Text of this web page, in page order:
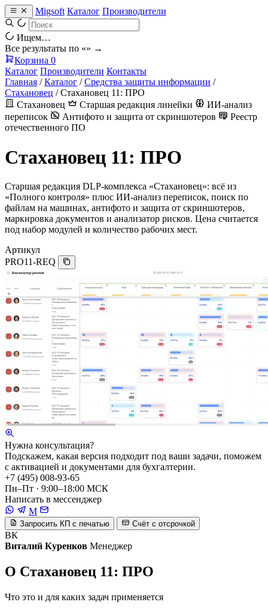
Migsoft Каталог Производители
Ищем…
Все результаты по «» →
Корзина 0
Каталог Производители Контакты
Главная / Каталог / Средства защиты информации /
Стахановец / Стахановец 11: ПРО
Стахановец
Старшая редакция линейки
ИИ-анализ
переписок
Антифото и защита от скриншотеров
Реестр
отечественного ПО
Стахановец 11: ПРО
Старшая редакция DLP-комплекса «Стахановец»: всё из
«Полного контроля» плюс ИИ-анализ переписок, поиск по
файлам на машинах, антифото и защита от скриншотеров,
маркировка документов и анализатор рисков. Цена считается
под набор модулей и количество рабочих мест.
Артикул
PRO11-REQ
Нужна консультация?
Подскажем, какая версия подходит под ваши задачи, поможем
с активацией и документами для бухгалтерии.
+7 (495) 008-93-65
Пн–Пт · 9:00–18:00 МСК
Написать в мессенджер
M
Запросить КП с печатью Счёт с отсрочкой
ВК
Виталий Куренков Менеджер
О Стахановец 11: ПРО
Что это и для каких задач применяется